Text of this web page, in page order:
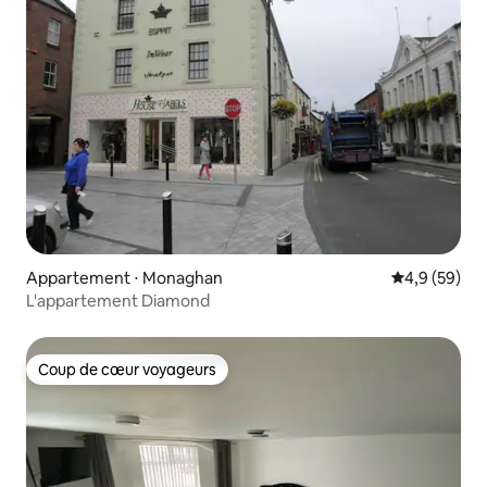
Appartement ⋅ Monaghan Évaluation
4,9 (59)
L'appartement Diamond
Coup de cœur voyageurs
Coup de cœur voyageurs